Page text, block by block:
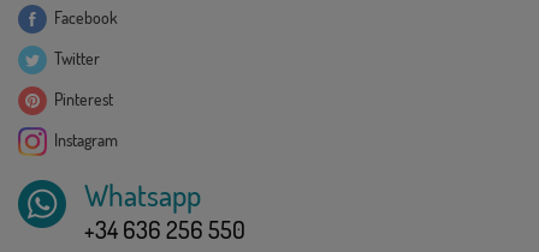
Facebook
Twitter
Pinterest
Instagram
Whatsapp
+34 636 256 550